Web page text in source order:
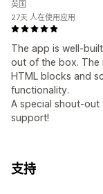
The app is well-
out of the box. The
HTML blocks and
functionality.
A special shout-out
support!
英国
27天 人在使用应用
支持